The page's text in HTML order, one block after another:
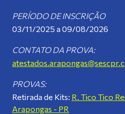
PERÍODO DE INSCRIÇÃO
03/11/2025 a 09/08/2026
CONTATO DA PROVA:
PROVAS:
Retirada de Kits: R. Tico Tico
Arapongas - PR